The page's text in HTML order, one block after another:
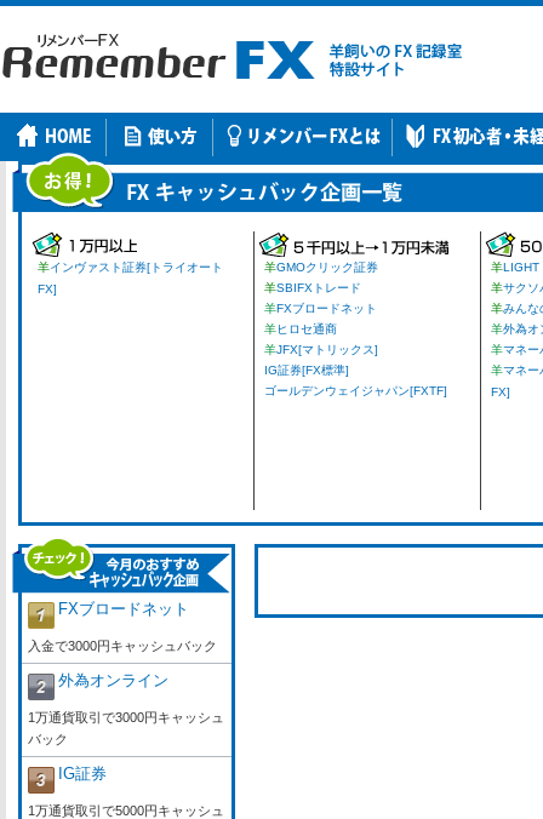
羊インヴァスト証券[トライオート
FX]
羊GMOクリック証券
羊SBIFXトレード
羊FXブロードネット
羊ヒロセ通商
羊JFX[マトリックス]
IG証券[FX標準]
ゴールデンウェイジャパン[FXTF]
羊LIGHT
羊サクソ
羊みんな
羊外為オ
羊マネー
羊マネー
FX]
FXブロードネット
入金で3000円キャッシュバック
外為オンライン
1万通貨取引で3000円キャッシュ
バック
IG証券
1万通貨取引で5000円キャッシュ